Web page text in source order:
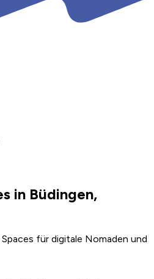
in Büdingen,
für digitale Nomaden und